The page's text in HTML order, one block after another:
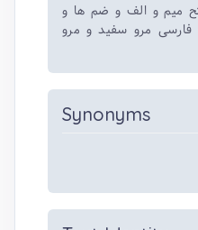
میم و الف و ضم ها و
مرو سفید و مرو
Synonyms